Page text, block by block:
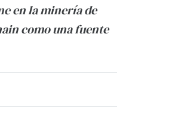
en la minería de
como una fuente